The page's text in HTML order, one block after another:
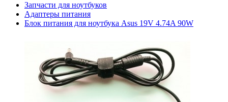
Запчасти для ноутбуков
Адаптеры питания
Блок питания для ноутбука Asus 19V 4.74A 90W